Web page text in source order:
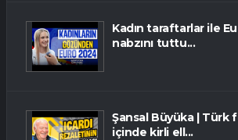
Kadın taraftarlar ile
nabzını tuttu...
Şansal Büyüka | Türk
içinde kirli ell...